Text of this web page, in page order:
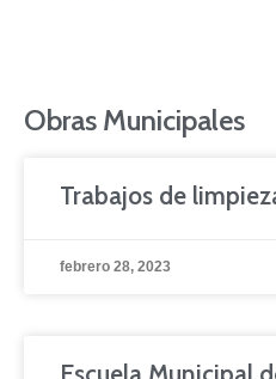
Obras Municipales
Trabajos de
febrero 28, 2023